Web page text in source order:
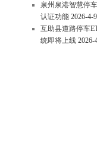
泉州泉港智慧停
认证功能 2026-4-9
互助县道路停车
统即将上线 2026-